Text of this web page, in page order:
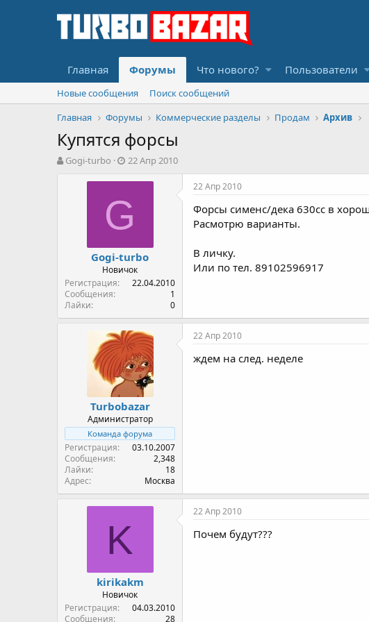
Главная Форумы Что нового? Пользователи
Новые сообщения
Поиск сообщений
Главная
Форумы Коммерческие разделы Продам Архив
Купятся форсы
А
Gogi-turbo
Д
т
н
а
а
л
а
22 Апр 2010
G
Gogi-turbo
Новичок
Регистрация
22.04.2010
Сообщения
1
Лайки
0
22 Апр 2010
Форсы сименс/дека 630сс в
Расмотрю варианты.
В личку.
Или по тел. 89102596917
Turbobazar
Администратор
Команда форума
Регистрация
03.10.2007
Сообщения
2,348
Лайки
18
Адрес
Москва
22 Апр 2010
ждем на след. неделе
K
kirikakm
Новичок
Регистрация
04.03.2010
Сообщения
28
22 Апр 2010
Почем будут???